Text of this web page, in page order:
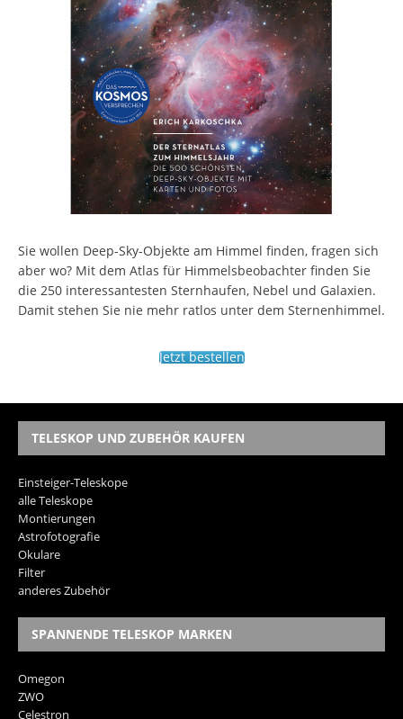
Sie wollen Deep-Sky-Objekte am Himmel finden, fragen sich
aber wo? Mit dem Atlas für Himmelsbeobachter finden Sie
die 250 interessantesten Sternhaufen, Nebel und Galaxien.
Damit stehen Sie nie mehr ratlos unter dem Sternenhimmel.
Jetzt bestellen
TELESKOP UND ZUBEHÖR KAUFEN
Einsteiger-Teleskope
alle Teleskope
Montierungen
Astrofotografie
Okulare
Filter
anderes Zubehör
SPANNENDE TELESKOP MARKEN
Omegon
ZWO
Celestron